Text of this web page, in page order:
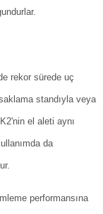
rekor sürede uç
standıyla veya
el aleti aynı
da
performansına